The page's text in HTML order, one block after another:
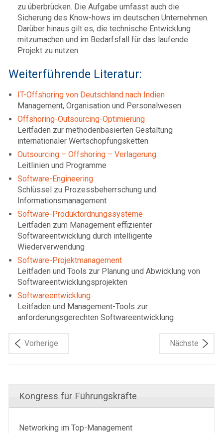
zu überbrücken. Die Aufgabe umfasst auch die
Sicherung des Know-hows im deutschen Unternehmen.
Darüber hinaus gilt es, die technische Entwicklung
mitzumachen und im Bedarfsfall für das laufende
Projekt zu nutzen.
Weiterführende Literatur:
IT-Offshoring von Deutschland nach Indien
Management, Organisation und Personalwesen
Offshoring-Outsourcing-Optimierung
Leitfaden zur methodenbasierten Gestaltung
internationaler Wertschöpfungsketten
Outsourcing – Offshoring – Verlagerung
Leitlinien und Programme
Software-Engineering
Schlüssel zu Prozessbeherrschung und
Informationsmanagement
Software-Produktordnungssysteme
Leitfaden zum Management effizienter
Softwareentwicklung durch intelligente
Wiederverwendung
Software-Projektmanagement
Leitfaden und Tools zur Planung und Abwicklung von
Softwareentwicklungsprojekten
Softwareentwicklung
Leitfaden und Management-Tools zur
anforderungsgerechten Softwareentwicklung
Vorherige Nächste
Kongress für Führungskräfte
Networking im Top-Management